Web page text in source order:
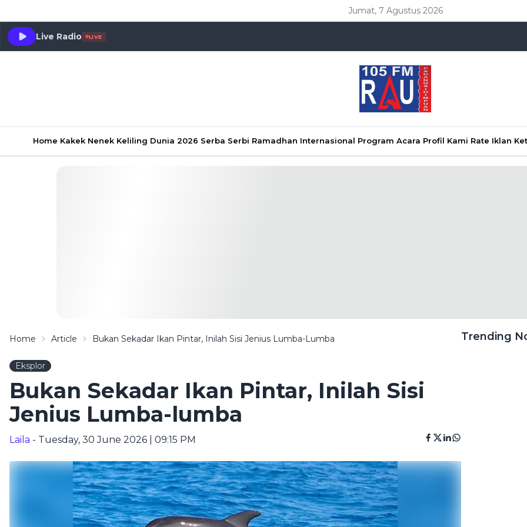
Jumat, 7 Agustus 2026
Live Radio LIVE
Home Kakek Nenek Keliling Dunia 2026 Serba Serbi Ramadhan Internasional Program Acara Profil Kami Rate Iklan
Home Article Bukan Sekadar Ikan Pintar, Inilah Sisi Jenius Lumba-Lumba
Eksplor
Bukan Sekadar Ikan Pintar, Inilah Sisi
Jenius Lumba-lumba
Laila - Tuesday, 30 June 2026 | 09:15 PM
Trending